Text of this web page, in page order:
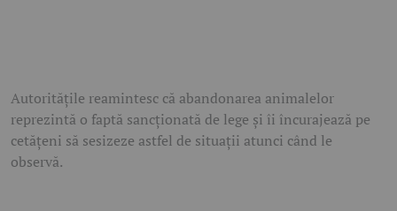
Autoritățile reamintesc că abandonarea animalelor
reprezintă o faptă sancționată de lege și îi încurajează pe
cetățeni să sesizeze astfel de situații atunci când le
observă.